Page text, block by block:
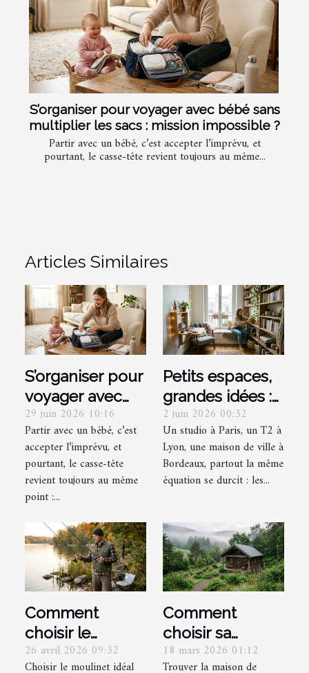
S’organiser pour voyager avec bébé sans
multiplier les sacs : mission impossible ?
Partir avec un bébé, c’est accepter l’imprévu, et
pourtant, le casse-tête revient toujours au même...
Articles Similaires
S’organiser pour
voyager avec
bébé sans
multiplier les
sacs : mission
impossible ?
29 juin 2026 10:16
Partir avec un bébé, c’est
accepter l’imprévu, et
pourtant, le casse-tête
revient toujours au même
point :...
Petits espaces,
grandes idées :
optimiser
chaque recoin
grâce à la
décoration
2 juin 2026 00:32
Un studio à Paris, un T2 à
Lyon, une maison de ville à
Bordeaux, partout la même
équation se durcit : les...
Comment
choisir le
moulinet idéal
26 avril 2026 09:32
Choisir le moulinet idéal
Comment
choisir sa
maison de
18 mars 2026 01:12
Trouver la maison de